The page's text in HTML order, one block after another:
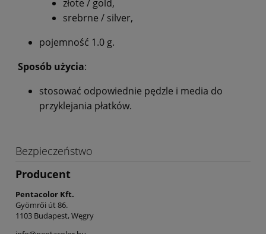
złote / gold,
srebrne / silver,
pojemność 1.0 g.
Sposób użycia:
stosować odpowiednie pędzle i media do
przyklejania płatków.
Bezpieczeństwo
Producent
Pentacolor Kft.
Gyömrői út 86.
1103 Budapest, Węgry